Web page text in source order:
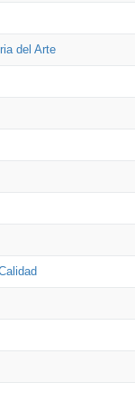
del Arte